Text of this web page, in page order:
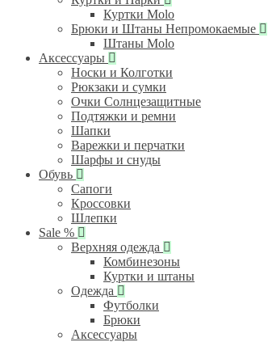
Куртки Molo
Брюки и Штаны Непромокаемые
Штаны Molo
Аксессуары
Носки и Колготки
Рюкзаки и сумки
Очки Солнцезащитные
Подтяжки и ремни
Шапки
Варежки и перчатки
Шарфы и снуды
Обувь
Сапоги
Кроссовки
Шлепки
Sale %
Верхняя одежда
Комбинезоны
Куртки и штаны
Одежда
Футболки
Брюки
Аксессуары